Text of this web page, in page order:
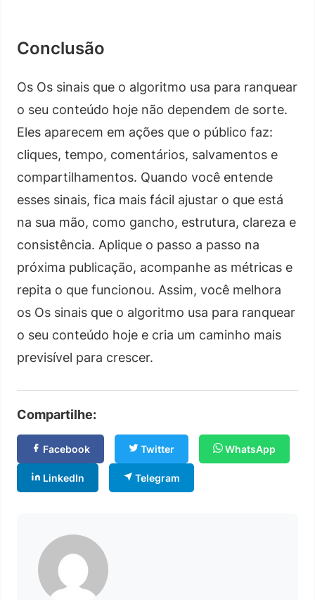
Conclusão
Os Os sinais que o algoritmo usa para ranquear
o seu conteúdo hoje não dependem de sorte.
Eles aparecem em ações que o público faz:
cliques, tempo, comentários, salvamentos e
compartilhamentos. Quando você entende
esses sinais, fica mais fácil ajustar o que está
na sua mão, como gancho, estrutura, clareza e
consistência. Aplique o passo a passo na
próxima publicação, acompanhe as métricas e
repita o que funcionou. Assim, você melhora
os Os sinais que o algoritmo usa para ranquear
o seu conteúdo hoje e cria um caminho mais
previsível para crescer.
Compartilhe:
Facebook Twitter WhatsApp
LinkedIn Telegram